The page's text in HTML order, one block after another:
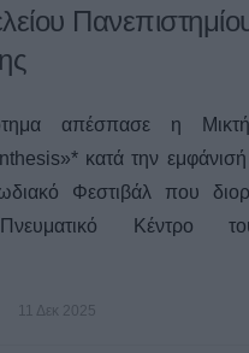
απέσπασε η
κατά την
Φεστιβάλ που
Κέντρο
11 Δεκ 2025